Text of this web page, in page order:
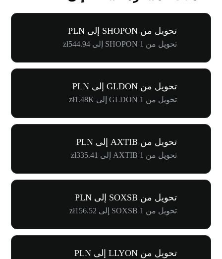
تحويل من SHOPON إلى PLN
تحويل من 1 SHOPON إلى zł544.94
تحويل من GLDON إلى PLN
تحويل من 1 GLDON إلى zł1.48K
تحويل من AXTIB إلى PLN
تحويل من 1 AXTIB إلى zł335.41
تحويل من SOXSB إلى PLN
تحويل من 1 SOXSB إلى zł156.52
تحويل من LLYON إلى PLN